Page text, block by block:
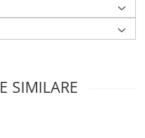
SIMILARE